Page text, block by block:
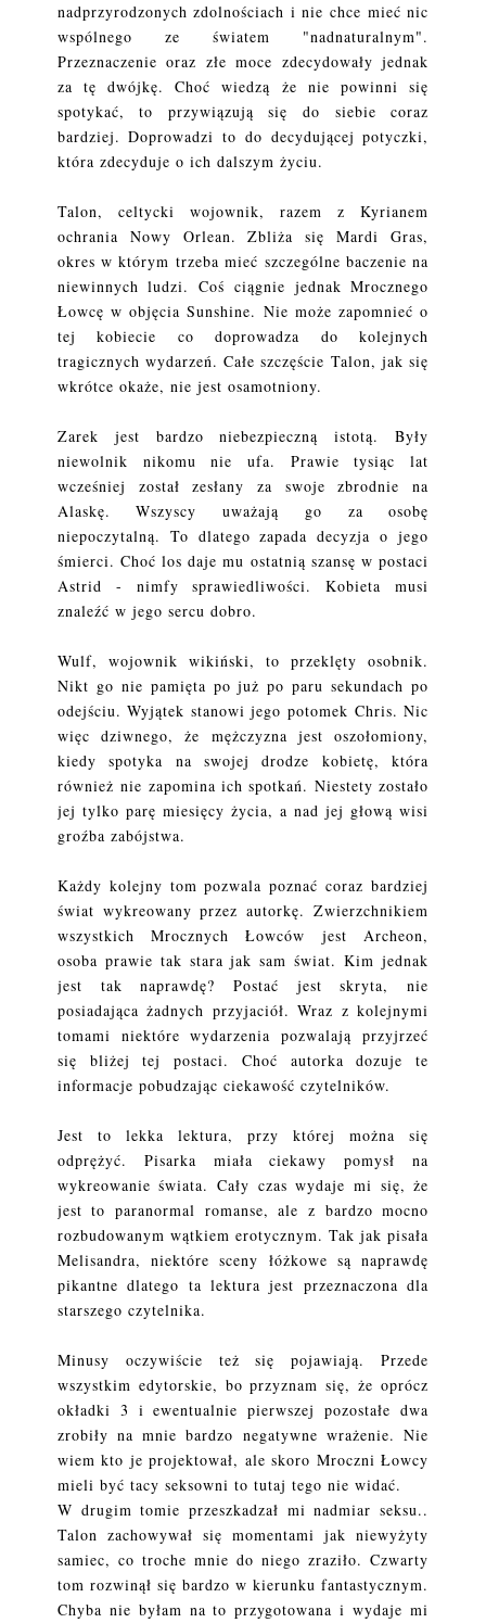
nadprzyrodzonych zdolnościach i nie chce mieć nic
wspólnego ze światem "nadnaturalnym".
Przeznaczenie oraz złe moce zdecydowały jednak
za tę dwójkę. Choć wiedzą że nie powinni się
spotykać, to przywiązują się do siebie coraz
bardziej. Doprowadzi to do decydującej potyczki,
która zdecyduje o ich dalszym życiu.
Talon, celtycki wojownik, razem z Kyrianem
ochrania Nowy Orlean. Zbliża się Mardi Gras,
okres w którym trzeba mieć szczególne baczenie na
niewinnych ludzi. Coś ciągnie jednak Mrocznego
Łowcę w objęcia Sunshine. Nie może zapomnieć o
tej kobiecie co doprowadza do kolejnych
tragicznych wydarzeń. Całe szczęście Talon, jak się
wkrótce okaże, nie jest osamotniony.
Zarek jest bardzo niebezpieczną istotą. Były
niewolnik nikomu nie ufa. Prawie tysiąc lat
wcześniej został zesłany za swoje zbrodnie na
Alaskę. Wszyscy uważają go za osobę
niepoczytalną. To dlatego zapada decyzja o jego
śmierci. Choć los daje mu ostatnią szansę w postaci
Astrid - nimfy sprawiedliwości. Kobieta musi
znaleźć w jego sercu dobro.
Wulf, wojownik wikiński, to przeklęty osobnik.
Nikt go nie pamięta po już po paru sekundach po
odejściu. Wyjątek stanowi jego potomek Chris. Nic
więc dziwnego, że mężczyzna jest oszołomiony,
kiedy spotyka na swojej drodze kobietę, która
również nie zapomina ich spotkań. Niestety zostało
jej tylko parę miesięcy życia, a nad jej głową wisi
groźba zabójstwa.
Każdy kolejny tom pozwala poznać coraz bardziej
świat wykreowany przez autorkę. Zwierzchnikiem
wszystkich Mrocznych Łowców jest Archeon,
osoba prawie tak stara jak sam świat. Kim jednak
jest tak naprawdę? Postać jest skryta, nie
posiadająca żadnych przyjaciół. Wraz z kolejnymi
tomami niektóre wydarzenia pozwalają przyjrzeć
się bliżej tej postaci. Choć autorka dozuje te
informacje pobudzając ciekawość czytelników.
Jest to lekka lektura, przy której można się
odprężyć. Pisarka miała ciekawy pomysł na
wykreowanie świata. Cały czas wydaje mi się, że
jest to paranormal romanse, ale z bardzo mocno
rozbudowanym wątkiem erotycznym. Tak jak pisała
Melisandra, niektóre sceny łóżkowe są naprawdę
pikantne dlatego ta lektura jest przeznaczona dla
starszego czytelnika.
Minusy oczywiście też się pojawiają. Przede
wszystkim edytorskie, bo przyznam się, że oprócz
okładki 3 i ewentualnie pierwszej pozostałe dwa
zrobiły na mnie bardzo negatywne wrażenie. Nie
wiem kto je projektował, ale skoro Mroczni Łowcy
mieli być tacy seksowni to tutaj tego nie widać.
W drugim tomie przeszkadzał mi nadmiar seksu..
Talon zachowywał się momentami jak niewyżyty
samiec, co troche mnie do niego zraziło. Czwarty
tom rozwinął się bardzo w kierunku fantastycznym.
Chyba nie byłam na to przygotowana i wydaje mi